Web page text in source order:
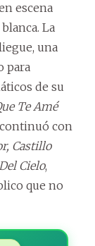
escena
La
una
para
de su
Te Amé
con
Castillo
Cielo,
que no